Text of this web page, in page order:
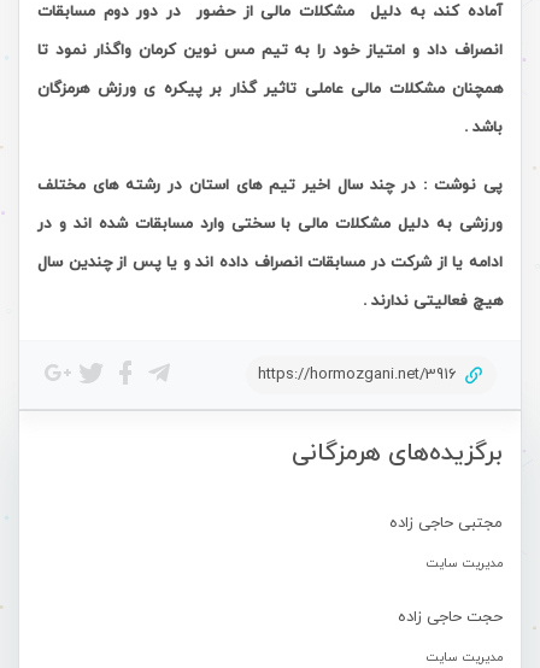
برگزیده‌های هرمزگانی
مجتبی حاجی زاده
مدیریت سایت
حجت حاجی زاده
مدیریت سایت
آماده کند، به دلیل مشکلات مالی از حضور در دور دوم مسابقات
انصراف داد و امتیاز خود را به تیم مس نوین کرمان واگذار نمود تا
همچنان مشکلات مالی عاملی تاثیر گذار بر پیکره ی ورزش هرمزگان
باشد .
پی نوشت : در چند سال اخیر تیم های استان در رشته های مختلف
ورزشی به دلیل مشکلات مالی با سختی وارد مسابقات شده اند و در
ادامه یا از شرکت در مسابقات انصراف داده اند و یا پس از چندین سال
هیچ فعالیتی ندارند .
https://hormozgani.net/3916